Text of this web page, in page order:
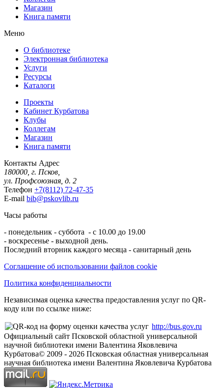
Магазин
Книга памяти
Меню
О библиотеке
Электронная библиотека
Услуги
Ресурсы
Каталоги
Проекты
Кабинет Курбатова
Клубы
Коллегам
Магазин
Книга памяти
Контакты Адрес
180000, г. Псков,
ул. Профсоюзная, д. 2
Телефон +7(8112) 72-47-35
E-mail bib@pskovlib.ru
Часы работы
- понедельник - суббота - с 10.00 до 19.00
- воскресенье - выходной день.
Последний вторник каждого месяца - санитарный день
Соглашение об использовании файлов cookie
Политика конфиденциальности
Независимая оценка качества предоставления услуг по QR-
коду или по ссылке ниже:
http://bus.gov.ru
Официальный сайт Псковской областной универсальной
научной библиотеки имени Валентина Яковлевича
Курбатова© 2009 - 2026 Псковская областная универсальная
научная библиотека имени Валентина Яковлевича Курбатова